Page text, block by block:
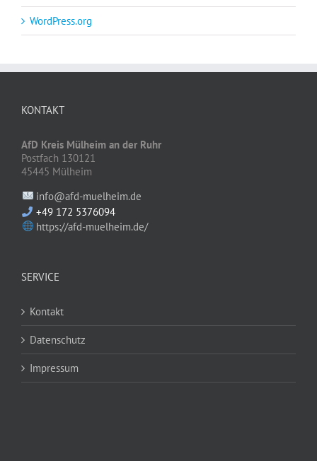
WordPress.org
KONTAKT
AfD Kreis Mülheim an der Ruhr
Postfach 130121
45445 Mülheim
info@afd-muelheim.de
+49 172 5376094
https://afd-muelheim.de/
SERVICE
Kontakt
Datenschutz
Impressum